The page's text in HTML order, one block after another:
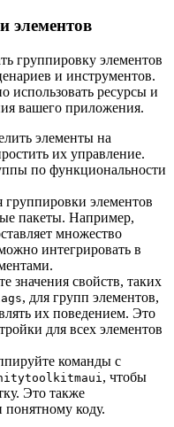
элементов
группировку элементов
и инструментов.
использовать ресурсы и
вашего приложения.
элементы на
их управление.
по функциональности
группировки элементов
пакеты. Например,
множество
интегрировать в
значения свойств, таких
, для групп элементов,
их поведением. Это
для всех элементов
команды с
, чтобы
Это также
понятному коду.